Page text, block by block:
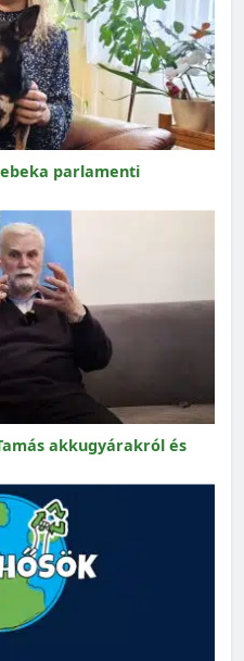
parlamenti
akkugyárakról és